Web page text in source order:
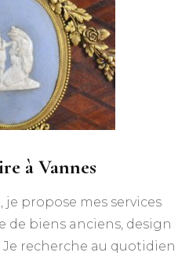
à Vannes
propose mes services
de biens anciens, design
recherche au quotidien